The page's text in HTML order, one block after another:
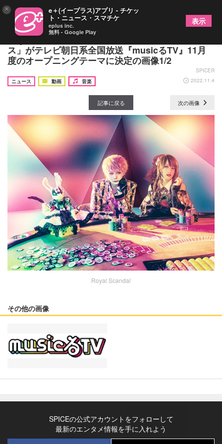
Royal Scandal、新曲「ワンダーランドインアリ
ス」がテレビ朝日系全国放送『musicるTV』11月
度のオープニングテーマに決定の画像1/2
SPICER
ニュース
動画 音楽 2022.11.4
記事に戻る 次の画像
Royal Scandal
その他の画像
SPICEの公式アカウントをフォローして
最新のエンタメ情報を手に入れよう
× e＋(イープラス)アプリ - チケッ
ト・ニュース・スマチケ
eplus inc.
無料 - Google Play
表示